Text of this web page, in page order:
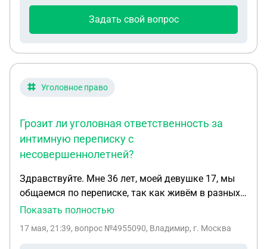
Задать свой вопрос
Уголовное право
Грозит ли уголовная ответственность за
интимную переписку с
несовершеннолетней?
Здравствуйте. Мне 36 лет, моей девушке 17, мы
общаемся по переписке, так как живём в разных
городах и ждём, пока ей исполнится 18лет, чтобы
нами интимно го характера тоже была. Недавно
Показать полностью
17 мая, 21:39, вопрос №4955090, Владимир, г. Москва